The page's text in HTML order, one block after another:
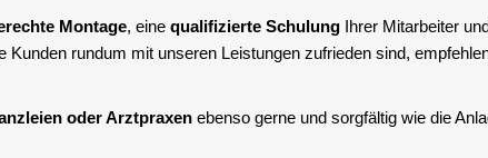
Montage, eine qualifizierte Schulung Ihrer Mitarbeiter
Kunden rundum mit unseren Leistungen zufrieden sind,
oder Arztpraxen ebenso gerne und sorgfältig wie die